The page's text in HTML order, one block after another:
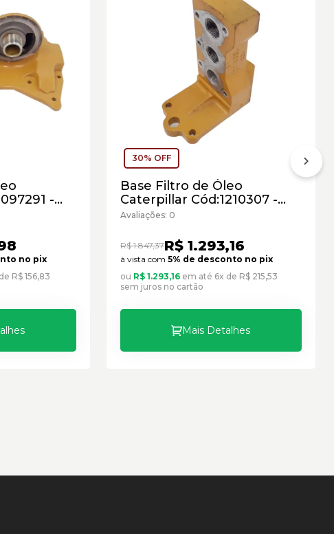
-
no pix
R$ 156,83
30% OFF
Base Filtro de Óleo
Caterpillar Cód:1210307 -
Seminovo
Avaliações: 0
R$ 1.847,37R$ 1.293,16
à vista com 5% de desconto no pix
ou R$ 1.293,16em até 6x de R$ 215,53
sem juros no cartão
Mais Detalhes